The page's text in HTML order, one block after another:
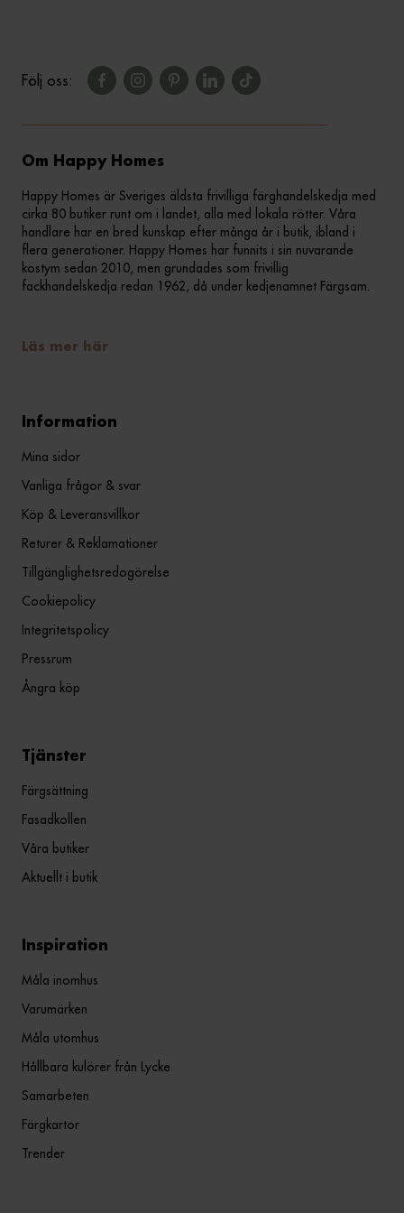
Följ oss:
Om Happy Homes
Happy Homes är Sveriges äldsta frivilliga färghandelskedja med
cirka 80 butiker runt om i landet, alla med lokala rötter. Våra
handlare har en bred kunskap efter många år i butik, ibland i
flera generationer. Happy Homes har funnits i sin nuvarande
kostym sedan 2010, men grundades som frivillig
fackhandelskedja redan 1962, då under kedjenamnet Färgsam.
Läs mer här
Information
Mina sidor
Vanliga frågor & svar
Köp & Leveransvillkor
Returer & Reklamationer
Tillgänglighetsredogörelse
Cookiepolicy
Integritetspolicy
Pressrum
Ångra köp
Tjänster
Färgsättning
Fasadkollen
Våra butiker
Aktuellt i butik
Inspiration
Måla inomhus
Varumärken
Måla utomhus
Hållbara kulörer från Lycke
Samarbeten
Färgkartor
Trender